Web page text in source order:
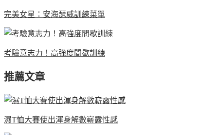
完美女星：安海瑟威訓練菜單
考驗意志力！高強度間歇訓練
推薦文章
濕T恤大賽使出渾身解數嶄露性感